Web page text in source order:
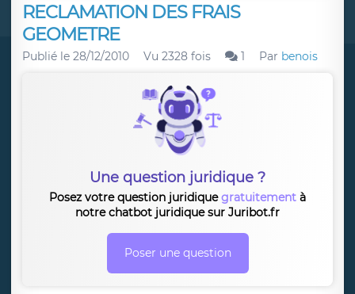
RECLAMATION DES FRAIS
GEOMETRE
Publié le 28/12/2010 Vu 2328 fois 1 Par benois
Une question juridique ?
Posez votre question juridiquegratuitement à
notre chatbot juridique sur Juribot.fr
Poser une question